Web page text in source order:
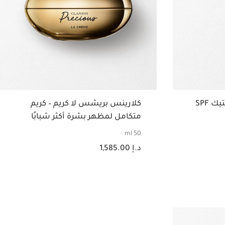
واقي الشمس إنفيزبل ستيك SPF
كلارينس بريشس لا كريم – كريم
متكامل لمظهر بشرة أكثر شبابًا
يدوم
50 ml
السعر الحالي هو د.إ 1,585.00
د.إ 1,585.00